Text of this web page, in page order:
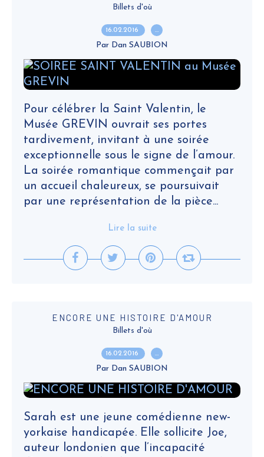
Billets d'où
16.02.2016 …
Par Dan SAUBION
Pour célébrer la Saint Valentin, le
Musée GREVIN ouvrait ses portes
tardivement, invitant à une soirée
exceptionnelle sous le signe de l’amour.
La soirée romantique commençait par
un accueil chaleureux, se poursuivait
par une représentation de la pièce...
Lire la suite
ENCORE UNE HISTOIRE D'AMOUR
Billets d'où
16.02.2016 …
Par Dan SAUBION
Sarah est une jeune comédienne new-
yorkaise handicapée. Elle sollicite Joe,
auteur londonien que l’incapacité